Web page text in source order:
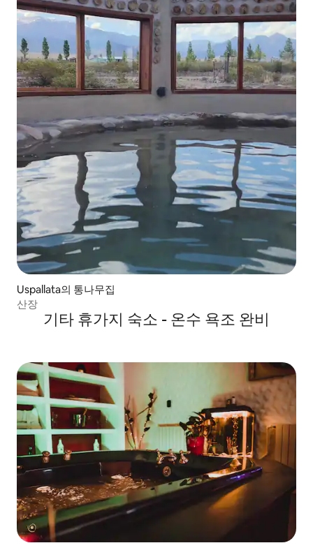
Uspallata의 통나무집
산장
기타 휴가지 숙소 - 온수 욕조 완비